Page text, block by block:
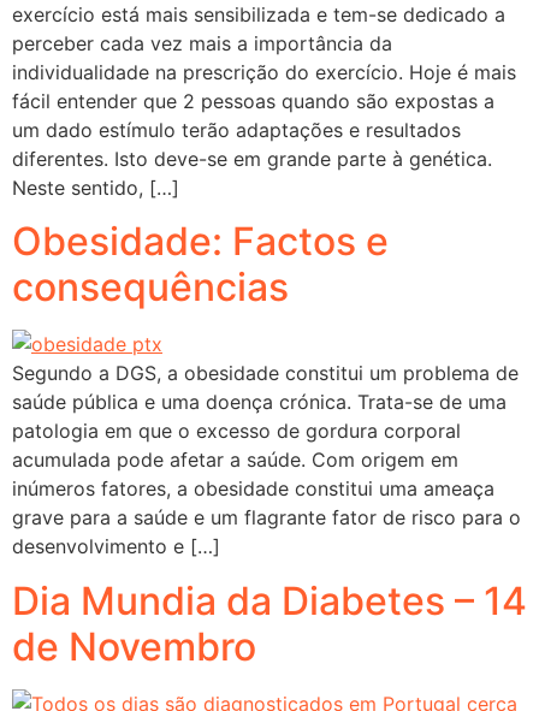
exercício está mais sensibilizada e tem-se dedicado a
perceber cada vez mais a importância da
individualidade na prescrição do exercício. Hoje é mais
fácil entender que 2 pessoas quando são expostas a
um dado estímulo terão adaptações e resultados
diferentes. Isto deve-se em grande parte à genética.
Neste sentido, […]
Obesidade: Factos e
consequências
Segundo a DGS, a obesidade constitui um problema de
saúde pública e uma doença crónica. Trata-se de uma
patologia em que o excesso de gordura corporal
acumulada pode afetar a saúde. Com origem em
inúmeros fatores, a obesidade constitui uma ameaça
grave para a saúde e um flagrante fator de risco para o
desenvolvimento e […]
Dia Mundia da Diabetes – 14
de Novembro